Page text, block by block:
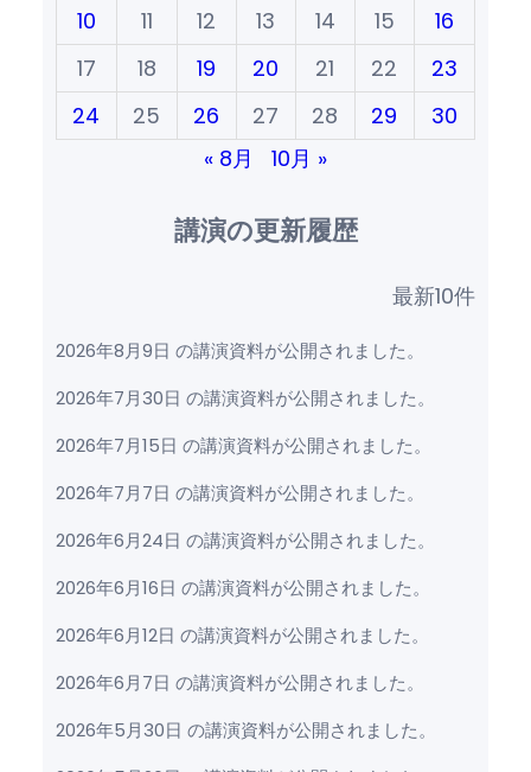
10
11 12 13 14 15
16
17
18 19 20 21 22
23
24
25 26 27 28 29
30
« 8月
10月 »
講演の更新履歴
最新10件
2026年8月9日 の講演資料が公開されました。
2026年7月30日 の講演資料が公開されました。
2026年7月15日 の講演資料が公開されました。
2026年7月7日 の講演資料が公開されました。
2026年6月24日 の講演資料が公開されました。
2026年6月16日 の講演資料が公開されました。
2026年6月12日 の講演資料が公開されました。
2026年6月7日 の講演資料が公開されました。
2026年5月30日 の講演資料が公開されました。